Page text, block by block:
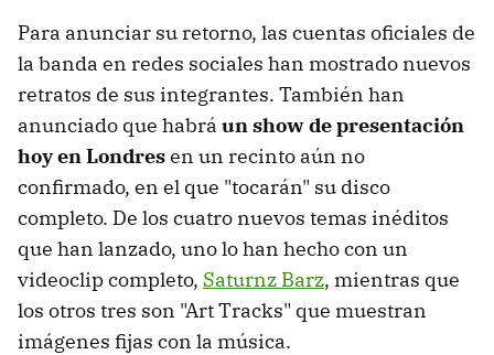
Para anunciar su retorno, las cuentas oficiales de
la banda en redes sociales han mostrado nuevos
retratos de sus integrantes. También han
anunciado que habrá un show de presentación
hoy en Londresen un recinto aún no
confirmado, en el que "tocarán" su disco
completo. De los cuatro nuevos temas inéditos
que han lanzado, uno lo han hecho con un
videoclip completo, Saturnz Barz, mientras que
los otros tres son "Art Tracks" que muestran
imágenes fijas con la música.